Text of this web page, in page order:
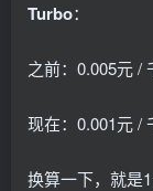
Turbo：
之前：0.005元 /
现在：0.001元 /
换算一下，就是